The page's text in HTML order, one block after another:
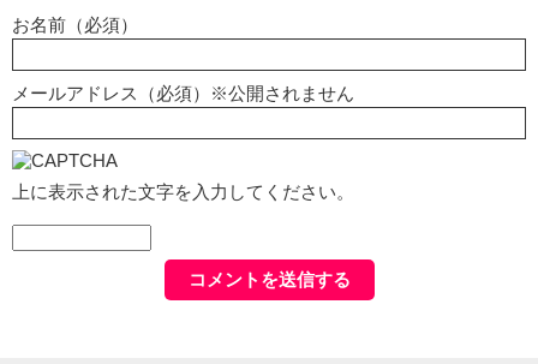
お名前（必須）
メールアドレス（必須）※公開されません
上に表示された文字を入力してください。